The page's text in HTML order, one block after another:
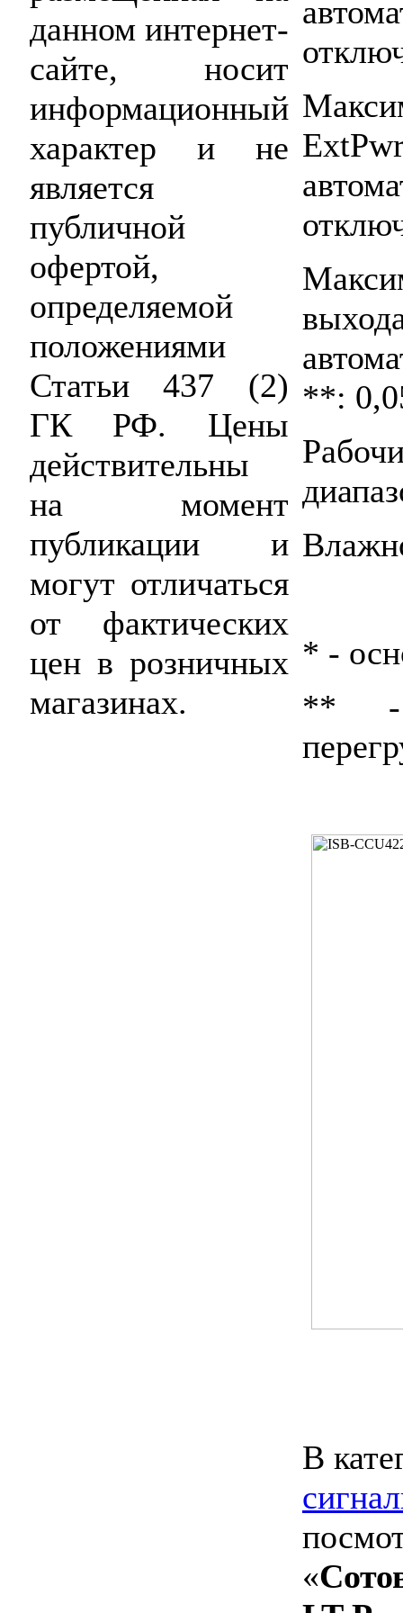
данном интернет-
сайте, носит
информационный
характер и не
является
публичной
офертой,
определяемой
положениями
Статьи 437 (2)
ГК РФ. Цены
действительны
на момент
публикации и
могут отличаться
от фактических
цен в розничных
магазинах.
**:
* -
** -
В
«